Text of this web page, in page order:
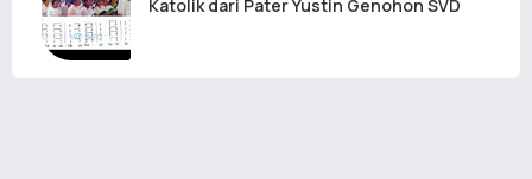
Katolik dari Pater Yustin Genohon SVD